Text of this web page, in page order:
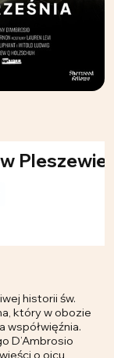
Pleszewie
historii św.
który w obozie
współwięźnia.
D’Ambrosio
o ojcu